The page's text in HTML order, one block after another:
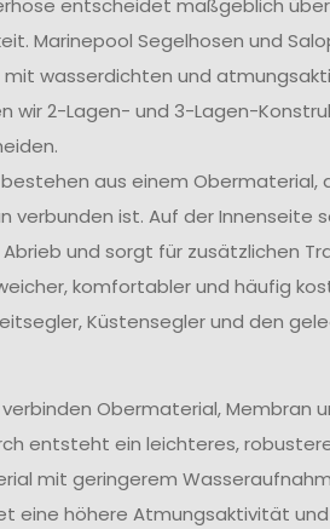
Marinepool Segelhosen und
wasserdichten und
wir 2-Lagen- und 3-Lagen-
bestehen aus einem Obermaterial,
verbunden ist. Auf der Innenseite
und sorgt für zusätzlichen
komfortabler und häufig
Küstensegler und den
verbinden Obermaterial, Membran
entsteht ein leichteres,
mit geringerem
eine höhere Atmungsaktivität